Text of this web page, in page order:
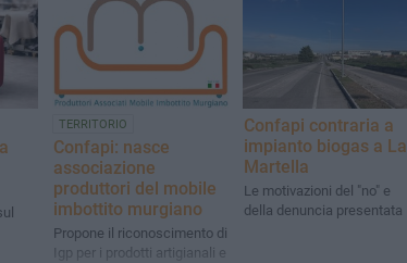
TERRITORIO
Confapi: nasce
associazione
produttori del mobile
imbottito murgiano
Propone il riconoscimento di
Igp per i prodotti artigianali e
Confapi contraria a
impianto biogas a La
Martella
Le motivazioni del "no" e
della denuncia presentata